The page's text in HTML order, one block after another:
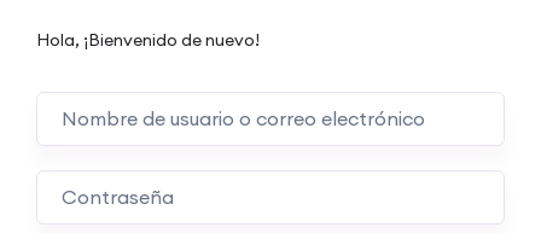
Hola, ¡Bienvenido de nuevo!